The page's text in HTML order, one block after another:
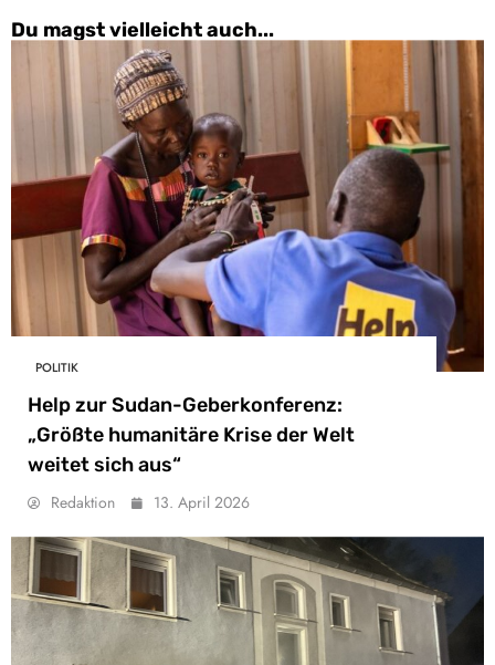
Du magst vielleicht auch...
POLITIK
Help zur Sudan-Geberkonferenz:
„Größte humanitäre Krise der Welt
weitet sich aus“
Redaktion 13. April 2026